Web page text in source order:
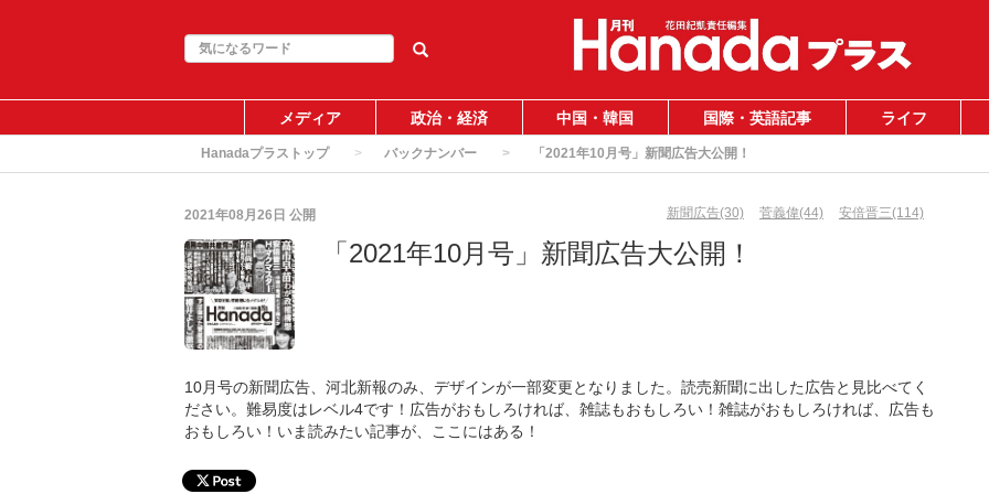
メディア 政治・経済 中国・韓国 国際・英語記事 ライフ
Hanadaプラストップ バックナンバー 「2021年10月号」新聞広告大公開！
2021年08月26日 公開 新聞広告(30) 菅義偉(44) 安倍晋三(114)
「2021年10月号」新聞広告大公開！
10月号の新聞広告、河北新報のみ、デザインが一部変更となりました。読売新聞に出した広告と見比べてく
ださい。難易度はレベル4です！広告がおもしろければ、雑誌もおもしろい！雑誌がおもしろければ、広告も
おもしろい！いま読みたい記事が、ここにはある！